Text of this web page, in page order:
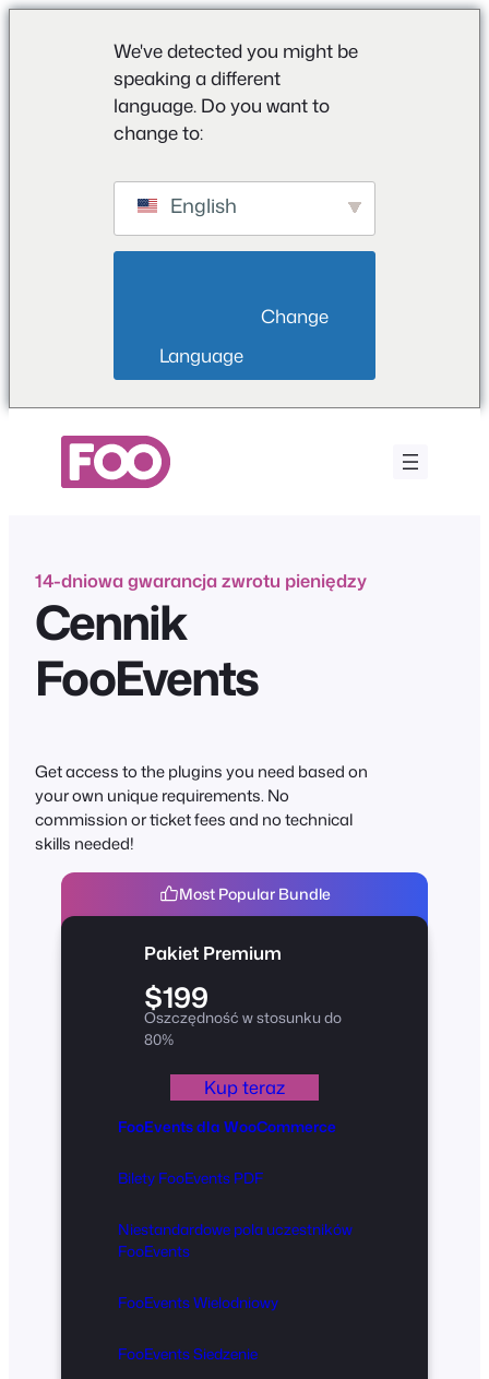
We've detected you might be
speaking a different
language. Do you want to
change to:
English
Language
14-dniowa gwarancja zwrotu pieniędzy
Cennik
FooEvents
Get access to the plugins you need based on
your own unique requirements. No
commission or ticket fees and no technical
skills needed!
Most Popular Bundle
Pakiet Premium
$199
Oszczędność w stosunku do
80%
Kup teraz
FooEvents dla WooCommerce
Bilety FooEvents PDF
Niestandardowe pola uczestników
FooEvents
FooEvents Wielodniowy
FooEvents Siedzenie